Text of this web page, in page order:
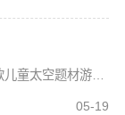
奇妙星际宇航员是一款儿童太空题材游戏，太空是什么样子？宇航员在空间站如何生活？小朋友们一定很好奇，游戏中包含了很多关于宇宙的百科知识，配合小游戏的玩法，可以让宝宝们在一遍玩耍中学习关于神秘宇宙的知识，
05-19